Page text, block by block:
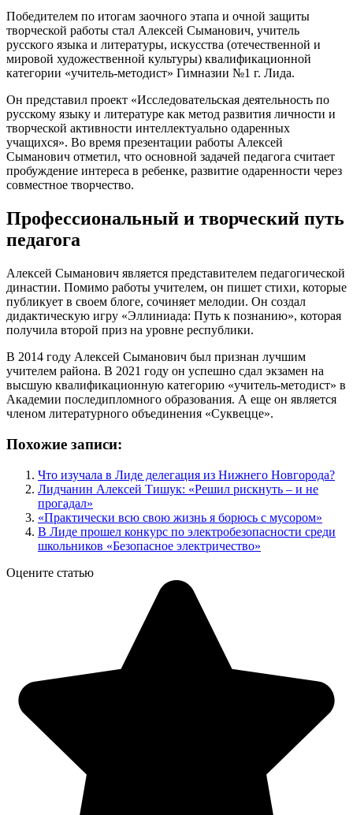
Победителем по итогам заочного этапа и очной защиты
творческой работы стал Алексей Сыманович, учитель
русского языка и литературы, искусства (отечественной и
мировой художественной культуры) квалификационной
категории «учитель-методист» Гимназии №1 г. Лида.
Он представил проект «Исследовательская деятельность по
русскому языку и литературе как метод развития личности и
творческой активности интеллектуально одаренных
учащихся». Во время презентации работы Алексей
Сыманович отметил, что основной задачей педагога считает
пробуждение интереса в ребенке, развитие одаренности через
совместное творчество.
Профессиональный и творческий путь
педагога
Алексей Сыманович является представителем педагогической
династии. Помимо работы учителем, он пишет стихи, которые
публикует в своем блоге, сочиняет мелодии. Он создал
дидактическую игру «Эллиниада: Путь к познанию», которая
получила второй приз на уровне республики.
В 2014 году Алексей Сыманович был признан лучшим
учителем района. В 2021 году он успешно сдал экзамен на
высшую квалификационную категорию «учитель-методист» в
Академии последипломного образования. А еще он является
членом литературного объединения «Суквецце».
Похожие записи:
Что изучала в Лиде делегация из Нижнего Новгорода?
Лидчанин Алексей Тишук: «Решил рискнуть – и не
прогадал»
«Практически всю свою жизнь я борюсь с мусором»
В Лиде прошел конкурс по электробезопасности среди
школьников «Безопасное электричество»
Оцените статью